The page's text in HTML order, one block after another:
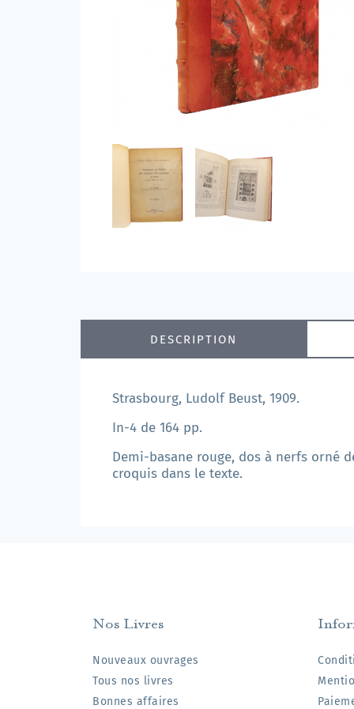
DESCRIPTION
Strasbourg, Ludolf Beust, 1909.
In-4 de 164 pp.
Demi-basane rouge, dos à nerfs orné
croquis dans le texte.
Nos Livres
Nouveaux ouvrages
Tous nos livres
Bonnes affaires